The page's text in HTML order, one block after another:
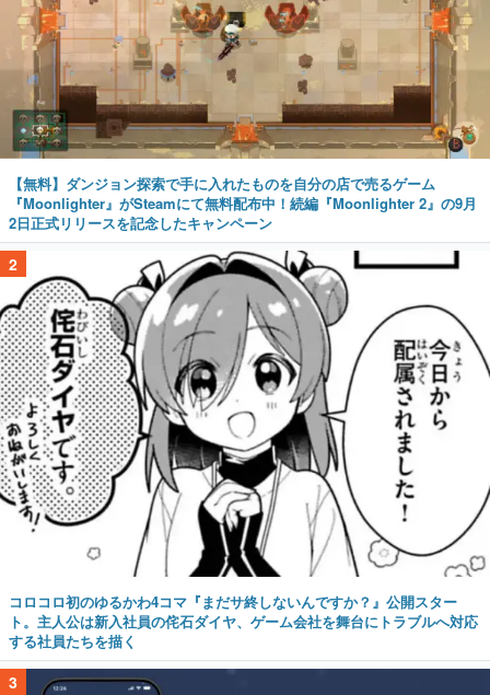
【無料】ダンジョン探索で手に入れたものを自分の店で売るゲーム
『Moonlighter』がSteamにて無料配布中！続編『Moonlighter 2』の9月
2日正式リリースを記念したキャンペーン
2
コロコロ初のゆるかわ4コマ『まだサ終しないんですか？』公開スター
ト。主人公は新入社員の侘石ダイヤ、ゲーム会社を舞台にトラブルへ対応
する社員たちを描く
3